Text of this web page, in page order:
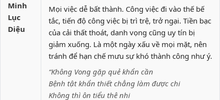
Minh
Lục
Diệu
Mọi việc dễ bất thành. Công việc đi vào thế bế
tắc, tiến độ công việc bị trì trệ, trở ngại. Tiền bạc
của cải thất thoát, danh vọng cũng uy tín bị
giảm xuống. Là một ngày xấu về mọi mặt, nên
tránh để hạn chế mưu sự khó thành công như ý.
“Không Vong gặp quẻ khẩn cần
Bệnh tật khẩn thiết chẳng làm được chi
Không thì ôn tiểu thê nhi